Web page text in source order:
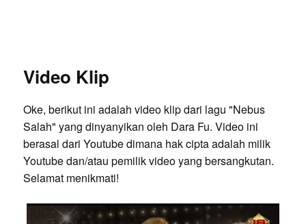
Video Klip
Oke, berikut ini adalah video klip dari lagu "Nebus
Salah" yang dinyanyikan oleh Dara Fu. Video ini
berasal dari Youtube dimana hak cipta adalah milik
Youtube dan/atau pemilik video yang bersangkutan.
Selamat menikmati!